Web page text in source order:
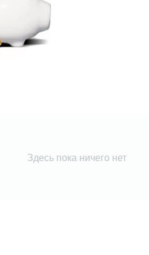
Здесь пока ничего нет